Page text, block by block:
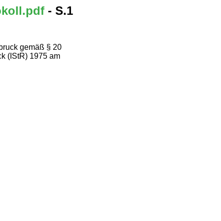
- S.1
gemäß § 20
(IStR) 1975 am